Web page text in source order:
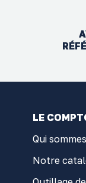
LE
Qui
Notre